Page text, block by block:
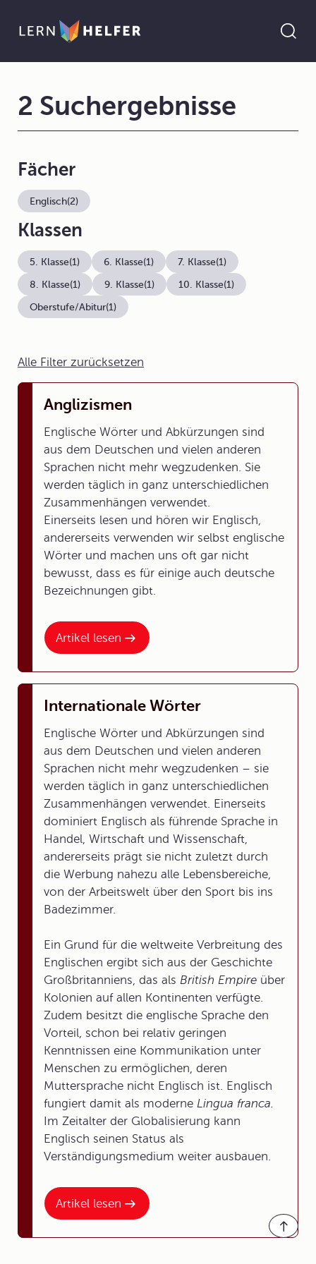
Alle Filter zurücksetzen
Artikel lesen
Anglizismen
Englische Wörter und Abkürzungen sind
aus dem Deutschen und vielen anderen
Sprachen nicht mehr wegzudenken. Sie
werden täglich in ganz unterschiedlichen
Zusammenhängen verwendet.
Einerseits lesen und hören wir Englisch,
andererseits verwenden wir selbst englische
Wörter und machen uns oft gar nicht
bewusst, dass es für einige auch deutsche
Bezeichnungen gibt.
Artikel lesen
Internationale Wörter
Englische Wörter und Abkürzungen sind
aus dem Deutschen und vielen anderen
Sprachen nicht mehr wegzudenken – sie
werden täglich in ganz unterschiedlichen
Zusammenhängen verwendet. Einerseits
dominiert Englisch als führende Sprache in
Handel, Wirtschaft und Wissenschaft,
andererseits prägt sie nicht zuletzt durch
die Werbung nahezu alle Lebensbereiche,
von der Arbeitswelt über den Sport bis ins
Badezimmer.
Ein Grund für die weltweite Verbreitung des
Englischen ergibt sich aus der Geschichte
Großbritanniens, das als British Empire über
Kolonien auf allen Kontinenten verfügte.
Zudem besitzt die englische Sprache den
Vorteil, schon bei relativ geringen
Kenntnissen eine Kommunikation unter
Menschen zu ermöglichen, deren
Muttersprache nicht Englisch ist. Englisch
fungiert damit als moderne Lingua franca.
Im Zeitalter der Globalisierung kann
Englisch seinen Status als
Verständigungsmedium weiter ausbauen.
2 Suchergebnisse
Fächer
Englisch(2)
Klassen
5. Klasse(1) 6. Klasse(1) 7. Klasse(1)
8. Klasse(1) 9. Klasse(1) 10. Klasse(1)
Oberstufe/Abitur(1)